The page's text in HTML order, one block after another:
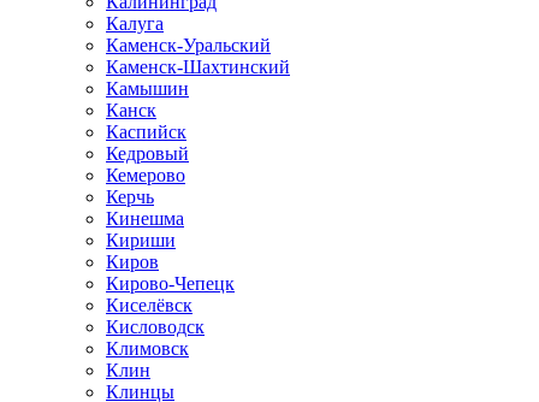
Калуга
Каменск-Уральский
Каменск-Шахтинский
Камышин
Канск
Каспийск
Кедровый
Кемерово
Керчь
Кинешма
Кириши
Киров
Кирово-Чепецк
Киселёвск
Кисловодск
Климовск
Клин
Клинцы